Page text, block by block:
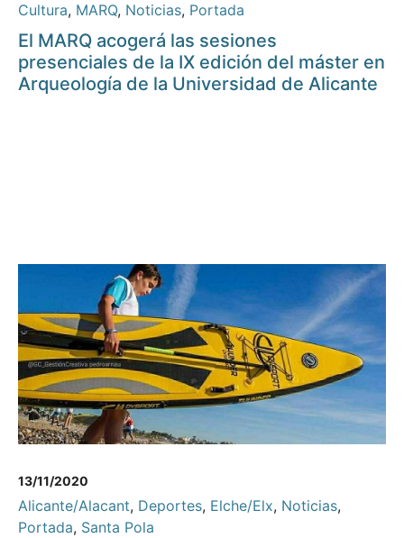
Cultura, MARQ, Noticias, Portada
El MARQ acogerá las sesiones
presenciales de la IX edición del máster en
Arqueología de la Universidad de Alicante
13/11/2020
Alicante/Alacant, Deportes, Elche/Elx, Noticias,
Portada, Santa Pola